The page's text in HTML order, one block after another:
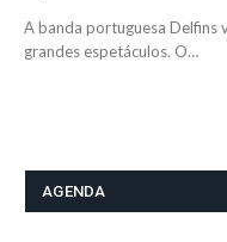
A banda portuguesa Delfins
grandes espetáculos. O…
AGENDA